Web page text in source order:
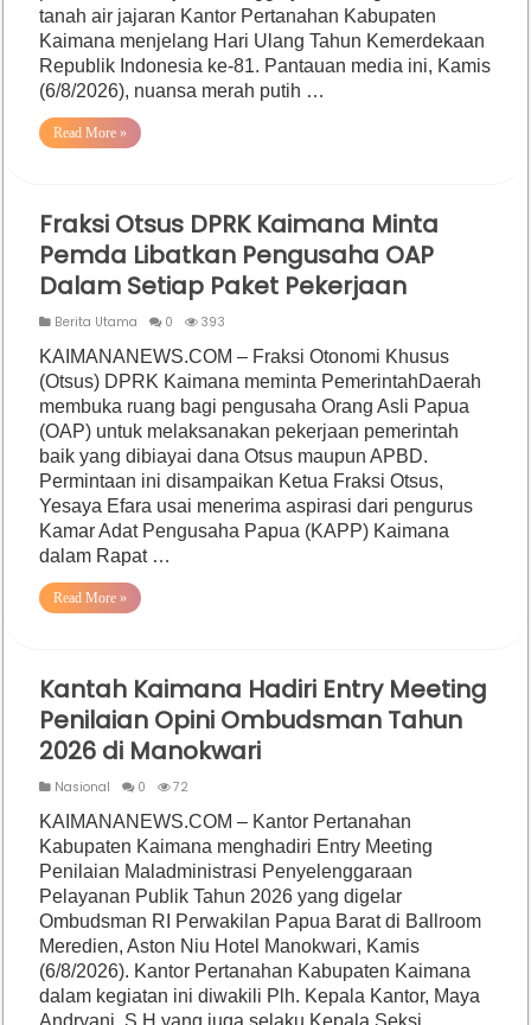
tanah air jajaran Kantor Pertanahan Kabupaten
Kaimana menjelang Hari Ulang Tahun Kemerdekaan
Republik Indonesia ke-81. Pantauan media ini, Kamis
(6/8/2026), nuansa merah putih …
Read More »
Fraksi Otsus DPRK Kaimana Minta
Pemda Libatkan Pengusaha OAP
Dalam Setiap Paket Pekerjaan
Berita Utama 0 393
KAIMANANEWS.COM – Fraksi Otonomi Khusus
(Otsus) DPRK Kaimana meminta PemerintahDaerah
membuka ruang bagi pengusaha Orang Asli Papua
(OAP) untuk melaksanakan pekerjaan pemerintah
baik yang dibiayai dana Otsus maupun APBD.
Permintaan ini disampaikan Ketua Fraksi Otsus,
Yesaya Efara usai menerima aspirasi dari pengurus
Kamar Adat Pengusaha Papua (KAPP) Kaimana
dalam Rapat …
Read More »
Kantah Kaimana Hadiri Entry Meeting
Penilaian Opini Ombudsman Tahun
2026 di Manokwari
Nasional 0 72
KAIMANANEWS.COM – Kantor Pertanahan
Kabupaten Kaimana menghadiri Entry Meeting
Penilaian Maladministrasi Penyelenggaraan
Pelayanan Publik Tahun 2026 yang digelar
Ombudsman RI Perwakilan Papua Barat di Ballroom
Meredien, Aston Niu Hotel Manokwari, Kamis
(6/8/2026). Kantor Pertanahan Kabupaten Kaimana
dalam kegiatan ini diwakili Plh. Kepala Kantor, Maya
Andryani, S.H yang juga selaku Kepala Seksi